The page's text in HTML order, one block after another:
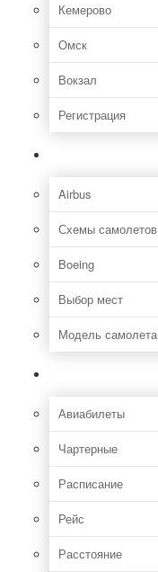
Кемерово
Омск
Вокзал
Регистрация
Airbus
Схемы самолетов
Boeing
Выбор мест
Модель самолета
Авиабилеты
Чартерные
Расписание
Рейс
Расстояние